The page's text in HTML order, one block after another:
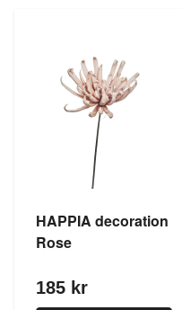
HAPPIA decoration
Rose
185 kr